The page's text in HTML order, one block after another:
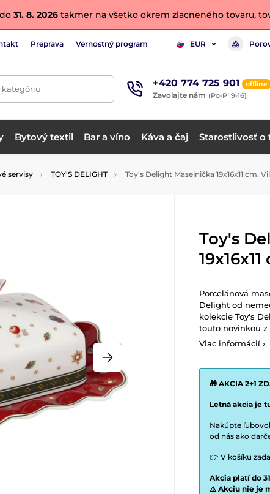
31. 8. 2026 takmer na všetko okrem zlacneného tovaru,
Preprava Vernostný program EUR
kategóriu +420 774 725 901 offline
Zavolajte nám (Po-Pi 9-16)
Bytový textil Bar a víno Káva a čaj Starostlivosť o
servisy TOY'S DELIGHT Toy's Delight Maselnička 19x16x11 cm,
Toy's
Porcelánová
Delight od
kolekcie Toy's
touto novinkou z
Viac informácií ›
🎁 AKCIA 2+1
Letná akcia je
Nakúpte
od nás ako
👉 V košíku
Akcia platí do
⚠️ Akciu nie je